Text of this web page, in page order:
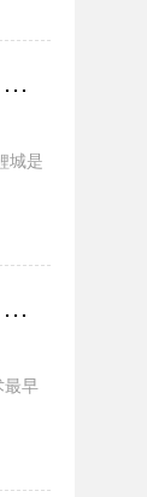
蚂蚁庄园今日最新答案在文章末 7.15日蚂蚁庄园今日正确答案汇总
城是
蚂蚁庄园今日最新答案在文章末 7.14日蚂蚁庄园今日正确答案汇总
最早